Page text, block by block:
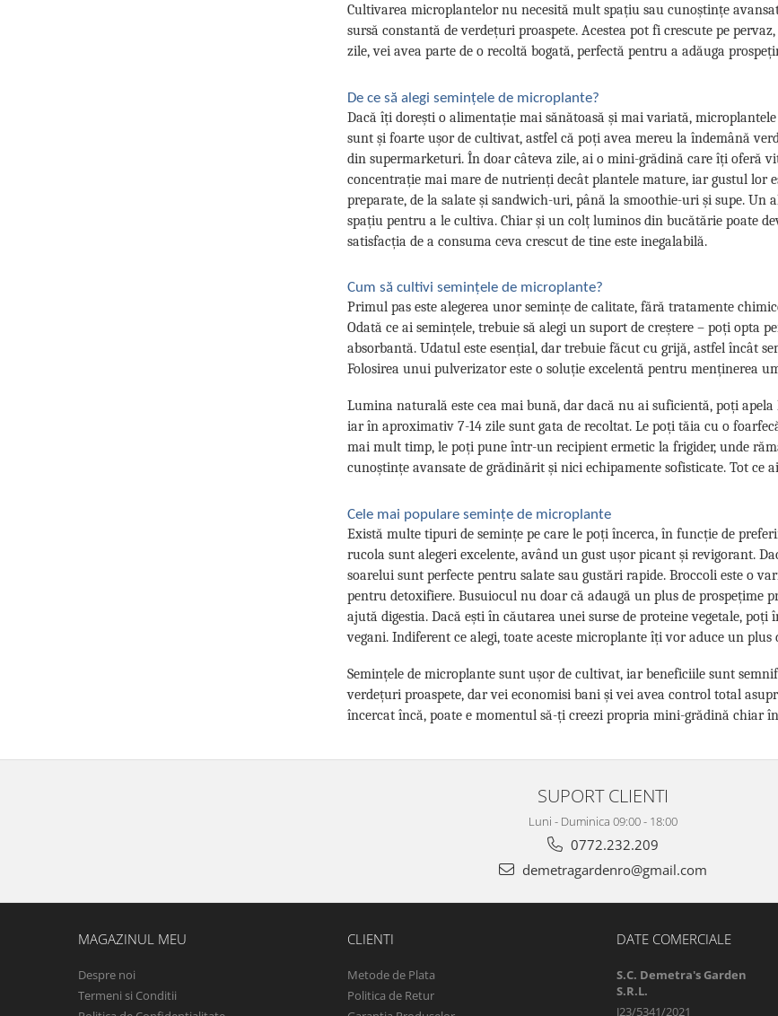
Cultivarea microplantelor nu necesită mult spațiu sau cunoștințe
sursă constantă de verdețuri proaspete. Acestea pot fi crescute pe
zile, vei avea parte de o recoltă bogată, perfectă pentru a adăuga
De ce să alegi semințele de microplante?
Dacă îți dorești o alimentație mai sănătoasă și mai variată,
sunt și foarte ușor de cultivat, astfel că poți avea mereu la îndemână
din supermarketuri. În doar câteva zile, ai o mini-grădină care îți oferă
concentrație mai mare de nutrienți decât plantele mature, iar gustul lor
preparate, de la salate și sandwich-uri, până la smoothie-uri și supe.
spațiu pentru a le cultiva. Chiar și un colț luminos din bucătărie poate
satisfacția de a consuma ceva crescut de tine este inegalabilă.
Cum să cultivi semințele de microplante?
Primul pas este alegerea unor semințe de calitate, fără tratamente
Odată ce ai semințele, trebuie să alegi un suport de creștere – poți opta
absorbantă. Udatul este esențial, dar trebuie făcut cu grijă, astfel încât
Folosirea unui pulverizator este o soluție excelentă pentru menținerea
Lumina naturală este cea mai bună, dar dacă nu ai suficientă, poți
iar în aproximativ 7-14 zile sunt gata de recoltat. Le poți tăia cu o
mai mult timp, le poți pune într-un recipient ermetic la frigider, unde
cunoștințe avansate de grădinărit și nici echipamente sofisticate. Tot
Cele mai populare semințe de microplante
Există multe tipuri de semințe pe care le poți încerca, în funcție de
rucola sunt alegeri excelente, având un gust ușor picant și revigorant.
soarelui sunt perfecte pentru salate sau gustări rapide. Broccoli este o
pentru detoxifiere. Busuiocul nu doar că adaugă un plus de
ajută digestia. Dacă ești în căutarea unei surse de proteine vegetale,
vegani. Indiferent ce alegi, toate aceste microplante îți vor aduce un
Semințele de microplante sunt ușor de cultivat, iar beneficiile sunt
verdețuri proaspete, dar vei economisi bani și vei avea control total
încercat încă, poate e momentul să-ți creezi propria mini-grădină chiar
SUPORT CLIENTI
Luni - Duminica 09:00 - 18:00
0772.232.209
demetragardenro@gmail.com
MAGAZINUL MEU
Despre noi
Termeni si Conditii
CLIENTI
Metode de Plata
Politica de Retur
DATE COMERCIALE
S.C. Demetra's Garden
S.R.L.
J23/5341/2021